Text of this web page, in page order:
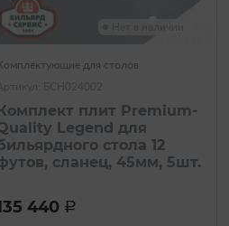
Комплектующие для столов
плит Premium-
Legend для
стола 12
сланец, 45мм, 5шт.
440 a